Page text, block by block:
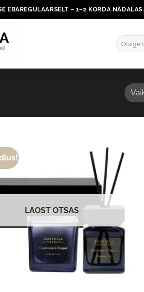
EBAREGULAARSELT – 1–2 KORDA NÄDALAS.
Otsi:
LAOST OTSAS